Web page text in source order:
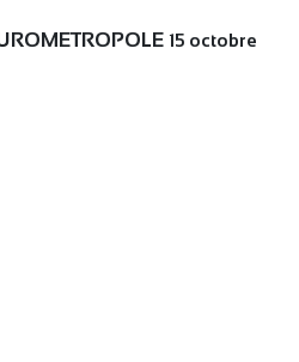
15 octobre